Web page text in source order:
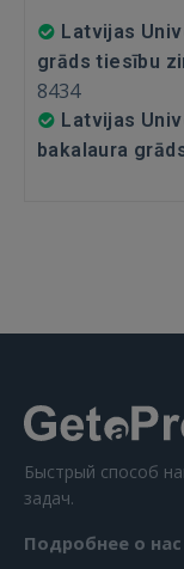
Latvijas
grāds tiesību
8434
Latvijas
bakalaura
Быстрый способ
задач.
Подробнее о нас